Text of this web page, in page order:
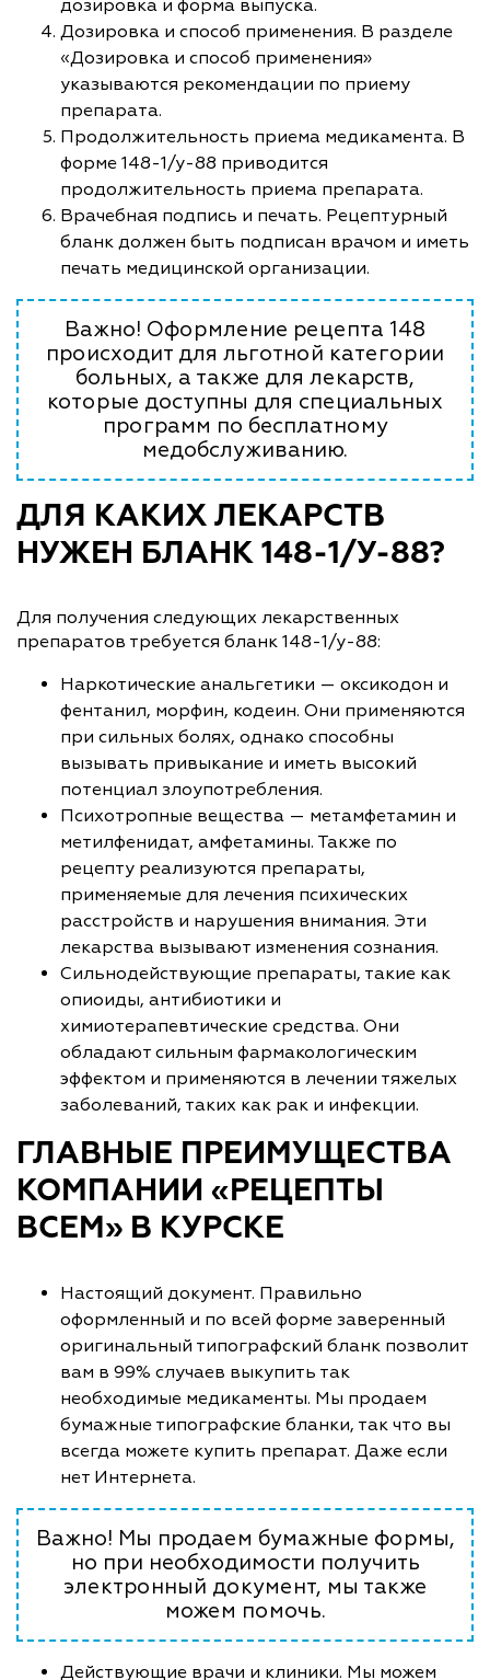
дозировка и форма выпуска.
Дозировка и способ применения. В разделе
«Дозировка и способ применения»
указываются рекомендации по приему
препарата.
Продолжительность приема медикамента. В
форме 148-1/у-88 приводится
продолжительность приема препарата.
Врачебная подпись и печать. Рецептурный
бланк должен быть подписан врачом и иметь
печать медицинской организации.
Важно! Оформление рецепта 148
происходит для льготной категории
больных, а также для лекарств,
которые доступны для специальных
программ по бесплатному
медобслуживанию.
ДЛЯ КАКИХ ЛЕКАРСТВ
НУЖЕН БЛАНК 148-1/У-88?
Для получения следующих лекарственных
препаратов требуется бланк 148-1/у-88:
Наркотические анальгетики — оксикодон и
фентанил, морфин, кодеин. Они применяются
при сильных болях, однако способны
вызывать привыкание и иметь высокий
потенциал злоупотребления.
Психотропные вещества — метамфетамин и
метилфенидат, амфетамины. Также по
рецепту реализуются препараты,
применяемые для лечения психических
расстройств и нарушения внимания. Эти
лекарства вызывают изменения сознания.
Сильнодействующие препараты, такие как
опиоиды, антибиотики и
химиотерапевтические средства. Они
обладают сильным фармакологическим
эффектом и применяются в лечении тяжелых
заболеваний, таких как рак и инфекции.
ГЛАВНЫЕ ПРЕИМУЩЕСТВА
КОМПАНИИ «РЕЦЕПТЫ
ВСЕМ» В КУРСКЕ
Настоящий документ. Правильно
оформленный и по всей форме заверенный
оригинальный типографский бланк позволит
вам в 99% случаев выкупить так
необходимые медикаменты. Мы продаем
бумажные типографские бланки, так что вы
всегда можете купить препарат. Даже если
нет Интернета.
Важно! Мы продаем бумажные формы,
но при необходимости получить
электронный документ, мы также
можем помочь.
Действующие врачи и клиники. Мы можем